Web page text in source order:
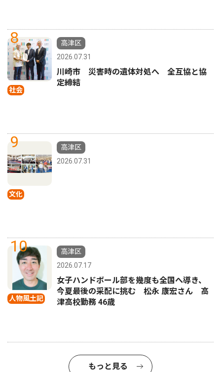
8
社会
高津区
2026.07.31
川崎市 災害時の遺体対処へ 全互協と協
定締結
9
文化
高津区
2026.07.31
10
人物風土記
高津区
2026.07.17
女子ハンドボール部を幾度も全国へ導き、
今夏最後の采配に挑む 松永 康宏さん 高
津高校勤務 46歳
もっと見る